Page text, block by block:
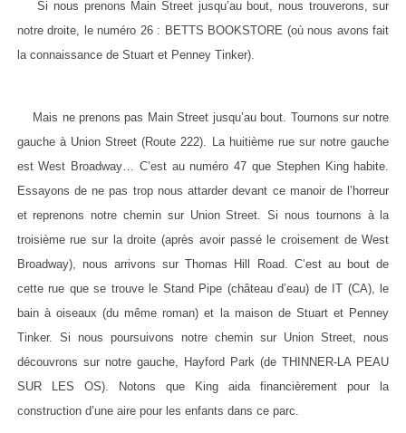
Si nous prenons Main Street jusqu’au bout, nous trouverons, sur
notre droite, le numéro 26 : BETTS BOOKSTORE (où nous avons fait
la connaissance de Stuart et Penney Tinker).
Mais ne prenons pas Main Street jusqu’au bout. Tournons sur notre
gauche à Union Street (Route 222). La huitième rue sur notre gauche
est West Broadway… C’est au numéro 47 que Stephen King habite.
Essayons de ne pas trop nous attarder devant ce manoir de l’horreur
et reprenons notre chemin sur Union Street. Si nous tournons à la
troisième rue sur la droite (après avoir passé le croisement de West
Broadway), nous arrivons sur Thomas Hill Road. C’est au bout de
cette rue que se trouve le Stand Pipe (château d’eau) de IT (CA), le
bain à oiseaux (du même roman) et la maison de Stuart et Penney
Tinker. Si nous poursuivons notre chemin sur Union Street, nous
découvrons sur notre gauche, Hayford Park (de THINNER-LA PEAU
SUR LES OS). Notons que King aida financièrement pour la
construction d’une aire pour les enfants dans ce parc.